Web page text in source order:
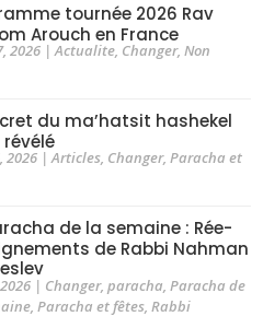
tournée 2026 Rav
Arouch en France
2026|Actualite, Changer, Non
du ma’hatsit hashekel
2026|Articles, Changer, Paracha et
de la semaine : Rée-
de Rabbi Nahman
| Changer, paracha, Paracha de
, Paracha et fêtes, Rabbi